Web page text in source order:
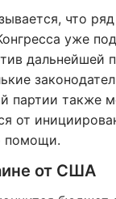
что
уже
дальнейшей
партии также
от
помощи.
от США